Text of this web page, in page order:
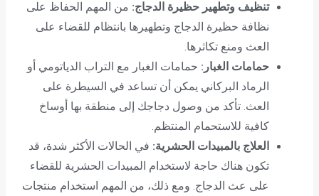
تنظيف وتطهير حظيرة الدجاج: من المهم الحفاظ على
نظافة حظيرة الدجاج وتطهيرها بانتظام للقضاء على
العث ومنع تكاثرها.
حمامات الغبار: حمامات الغبار مع التراب الدياتومي أو
الرماد البركاني يمكن أن تساعد في السيطرة على
العث. تأكد من وصول دجاجك إلى منطقة بها أوساخ
كافية للاستحمام المنتظم.
العلاج بالمبيدات الحشرية: في الحالات الأكثر شدة، قد
تكون هناك حاجة لاستخدام المبيدات الحشرية للقضاء
على عث الدجاج. ومع ذلك، من المهم استخدام منتجات